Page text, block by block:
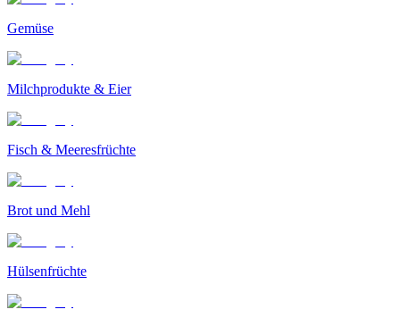
Gemüse
Milchprodukte & Eier
Fisch & Meeresfrüchte
Brot und Mehl
Hülsenfrüchte